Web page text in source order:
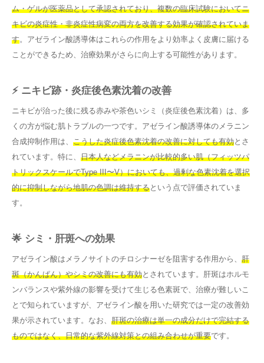
ム・ゲルが医薬品として承認されており、複数の臨床試験においてニ
キビの炎症性・非炎症性病変の両方を改善する効果が確認されていま
す。アゼライン酸誘導体はこれらの作用をより効率よく皮膚に届ける
ことができるため、治療効果がさらに向上する可能性があります。
⚡ ニキビ跡・炎症後色素沈着の改善
ニキビが治った後に残る赤みや茶色いシミ（炎症後色素沈着）は、多
くの方が悩む肌トラブルの一つです。アゼライン酸誘導体のメラニン
合成抑制作用は、 こうした炎症後色素沈着の改善に対しても有効とさ
れています。特に、 日本人などメラニンが比較的多い肌（フィッツパ
トリックスケールでType III〜V）においても、過剰な色素沈着を選択
的に抑制しながら地肌の色調は維持するという点で評価されていま
す。
🌟 シミ・肝斑への効果
アゼライン酸はメラノサイトのチロシナーゼを阻害する作用から、 肝
斑（かんぱん）やシミの改善にも有効とされています。肝斑はホルモ
ンバランスや紫外線の影響を受けて生じる色素斑で、治療が難しいこ
とで知られていますが、アゼライン酸を用いた研究では一定の改善効
果が示されています。なお、 肝斑の治療は単一の成分だけで完結する
ものではなく、日常的な紫外線対策との組み合わせが重要です。